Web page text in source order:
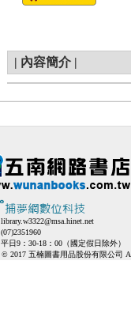
| 內容簡介 |
library.w3322@msa.hinet.net
日9：30-18：00（國定假日除外）
© 2017 五楠圖書用品股份有限公司